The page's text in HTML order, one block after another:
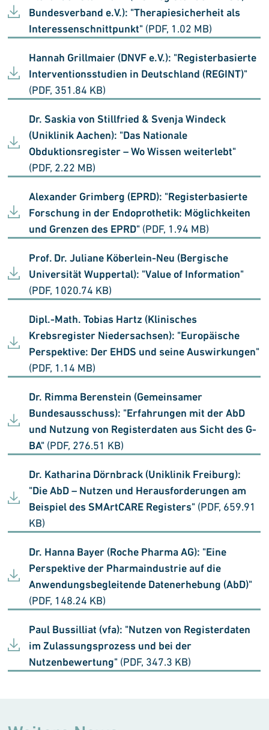
Bundesverband e.V.): "Therapiesicherheit als
Interessenschnittpunkt" (PDF, 1.02 MB)
Hannah Grillmaier (DNVF e.V.): "Registerbasierte
Interventionsstudien in Deutschland (REGINT)"
(PDF, 351.84 KB)
Dr. Saskia von Stillfried & Svenja Windeck
(Uniklinik Aachen): "Das Nationale
Obduktionsregister – Wo Wissen weiterlebt"
(PDF, 2.22 MB)
Alexander Grimberg (EPRD): "Registerbasierte
Forschung in der Endoprothetik: Möglichkeiten
und Grenzen des EPRD" (PDF, 1.94 MB)
Prof. Dr. Juliane Köberlein-Neu (Bergische
Universität Wuppertal): "Value of Information"
(PDF, 1020.74 KB)
Dipl.-Math. Tobias Hartz (Klinisches
Krebsregister Niedersachsen): "Europäische
Perspektive: Der EHDS und seine Auswirkungen"
(PDF, 1.14 MB)
Dr. Rimma Berenstein (Gemeinsamer
Bundesausschuss): "Erfahrungen mit der AbD
und Nutzung von Registerdaten aus Sicht des G-
BA" (PDF, 276.51 KB)
Dr. Katharina Dörnbrack (Uniklinik Freiburg):
"Die AbD – Nutzen und Herausforderungen am
Beispiel des SMArtCARE Registers" (PDF, 659.91
KB)
Dr. Hanna Bayer (Roche Pharma AG): "Eine
Perspektive der Pharmaindustrie auf die
Anwendungsbegleitende Datenerhebung (AbD)"
(PDF, 148.24 KB)
Paul Bussilliat (vfa): "Nutzen von Registerdaten
im Zulassungsprozess und bei der
Nutzenbewertung" (PDF, 347.3 KB)